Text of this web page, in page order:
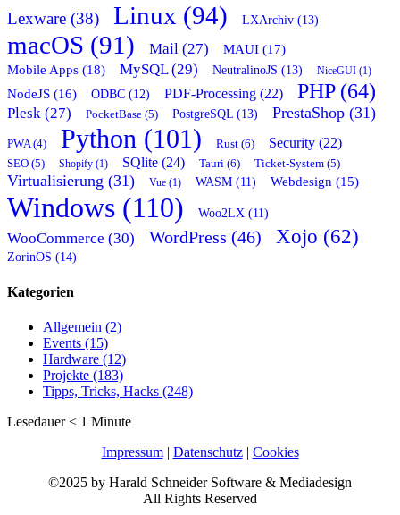
Lexware (38) Linux (94) LXArchiv (13)
macOS (91) Mail (27)
MAUI (17)
Mobile Apps (18)
MySQL (29) NeutralinoJS (13) NiceGUI (1)
NodeJS (16) ODBC (12) PDF-Processing (22) PHP (64)
Plesk (27) PocketBase (5) PostgreSQL (13) PrestaShop (31)
PWA (4) Python (101) Rust (6) Security (22)
SEO (5) Shopify (1) SQlite (24) Tauri (6) Ticket-System (5)
Virtualisierung (31) Vue (1) WASM (11) Webdesign (15)
Windows (110) Woo2LX (11)
WooCommerce (30) WordPress (46) Xojo (62)
ZorinOS (14)
Kategorien
Allgemein (2)
Events (15)
Hardware (12)
Projekte (183)
Tipps, Tricks, Hacks (248)
Lesedauer < 1 Minute
Impressum| Datenschutz| Cookies
©2025 by Harald Schneider Software & Mediadesign
All Rights Reserved